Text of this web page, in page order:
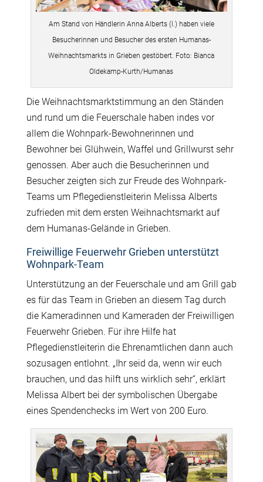
Am Stand von Händlerin Anna Alberts (l.) haben viele
Besucherinnen und Besucher des ersten Humanas-
Weihnachtsmarkts in Grieben gestöbert. Foto: Bianca
Oldekamp-Kurth/Humanas
Die Weihnachtsmarktstimmung an den Ständen
und rund um die Feuerschale haben indes vor
allem die Wohnpark-Bewohnerinnen und
Bewohner bei Glühwein, Waffel und Grillwurst sehr
genossen. Aber auch die Besucherinnen und
Besucher zeigten sich zur Freude des Wohnpark-
Teams um Pflegedienstleiterin Melissa Alberts
zufrieden mit dem ersten Weihnachtsmarkt auf
dem Humanas-Gelände in Grieben.
Freiwillige Feuerwehr Grieben unterstützt
Wohnpark-Team
Unterstützung an der Feuerschale und am Grill gab
es für das Team in Grieben an diesem Tag durch
die Kameradinnen und Kameraden der Freiwilligen
Feuerwehr Grieben. Für ihre Hilfe hat
Pflegedienstleiterin die Ehrenamtlichen dann auch
sozusagen entlohnt. „Ihr seid da, wenn wir euch
brauchen, und das hilft uns wirklich sehr“, erklärt
Melissa Albert bei der symbolischen Übergabe
eines Spendenchecks im Wert von 200 Euro.